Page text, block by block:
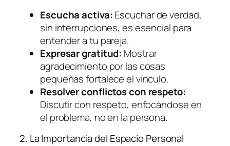
Escucha activa:Escuchar de verdad,
sin interrupciones, es esencial para
entender a tu pareja.
Expresar gratitud: Mostrar
agradecimiento por las cosas
pequeñas fortalece el vínculo.
Resolver conflictos con respeto:
Discutir con respeto, enfocándose en
el problema, no en la persona.
2. La Importancia del Espacio Personal